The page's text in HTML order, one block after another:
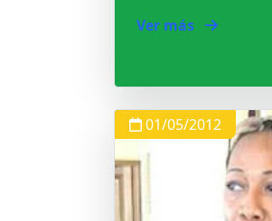
Ver más
01/05/2012